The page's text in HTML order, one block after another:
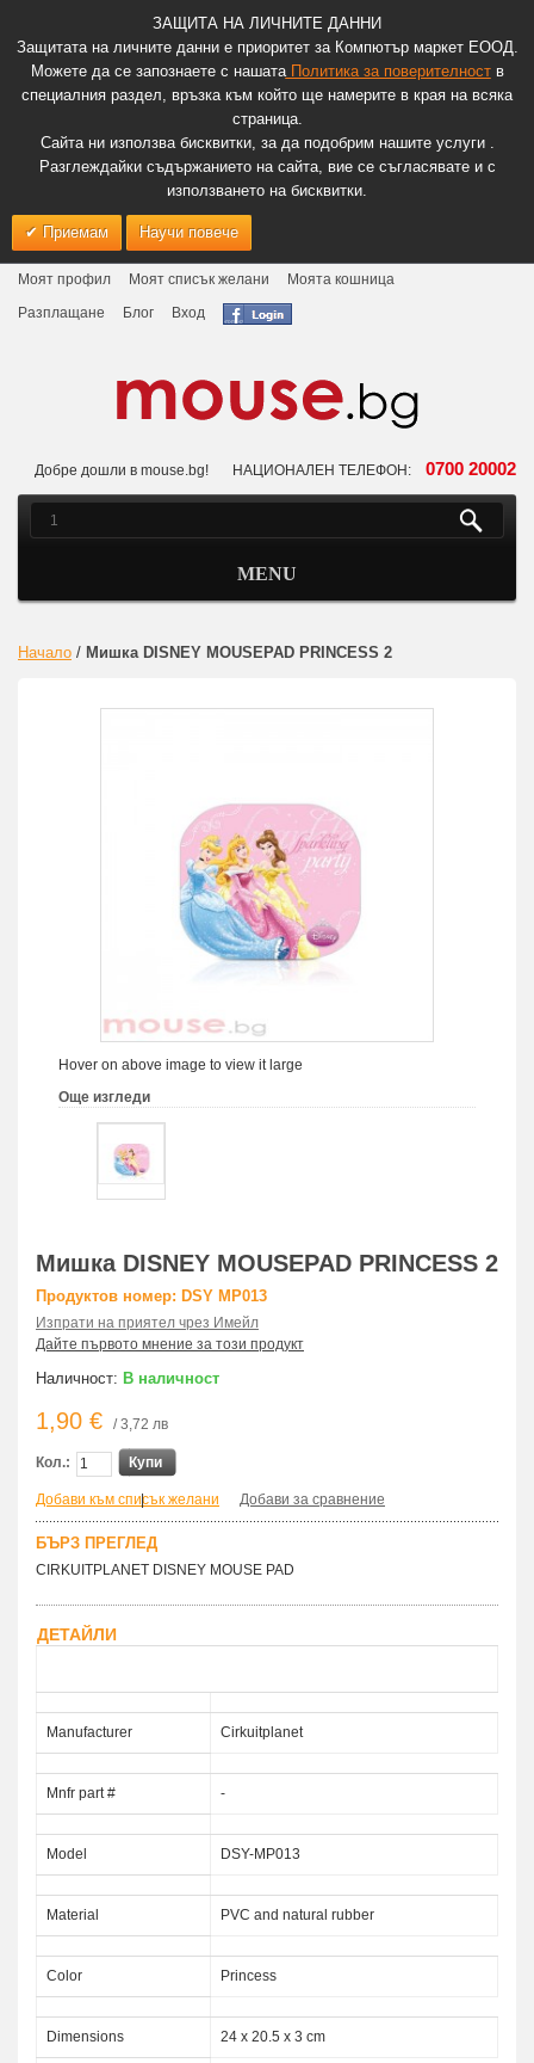
ЗАЩИТА НА ЛИЧНИТЕ ДАННИ
Защитата на личните данни е приоритет за Компютър маркет ЕООД.
Можете да се запознаете с нашатаПолитика за поверителноств
специалния раздел, връзка към който ще намерите в края на всяка
страница.
Сайта ни използва бисквитки, за да подобрим нашите услуги .
Разглеждайки съдържанието на сайта, вие се съгласявате и с
използването на бисквитки.
Приемам Научи повече
Моят профил Моят списък желани
Моята кошница
Разплащане
Блог Вход
Добре дошли в mouse.bg! НАЦИОНАЛЕН ТЕЛЕФОН: 0700 20002
MENU
Начало / Мишка DISNEY MOUSEPAD PRINCESS 2
Hover on above image to view it large
Още изгледи
Мишка DISNEY MOUSEPAD PRINCESS 2
Продуктов номер: DSY MP013
Изпрати на приятел чрез Имейл
Дайте първото мнение за този продукт
Наличност: В наличност
1,90 € / 3,72 лв
Кол.: Купи
Добави към списък желани
| Добави за сравнение
БЪРЗ ПРЕГЛЕД
CIRKUITPLANET DISNEY MOUSE PAD
ДЕТАЙЛИ
Manufacturer Cirkuitplanet
Mnfr part # -
Model DSY-MP013
Material PVC and natural rubber
Color Princess
Dimensions 24 x 20.5 x 3 cm